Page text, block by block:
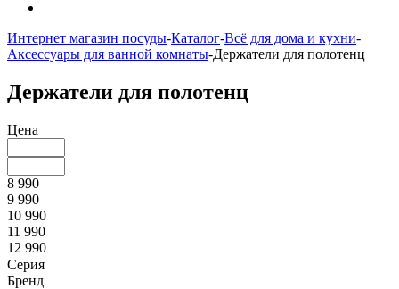
Интернет магазин посуды-Каталог-Всё для дома и кухни-
Аксессуары для ванной комнаты-Держатели для полотенц
Держатели для полотенц
Цена
8 990
9 990
10 990
11 990
12 990
Серия
Бренд